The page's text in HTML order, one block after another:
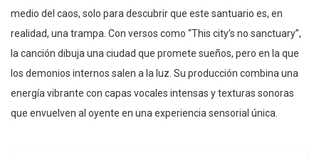
medio del caos, solo para descubrir que este santuario es, en
realidad, una trampa. Con versos como “This city’s no sanctuary”,
la canción dibuja una ciudad que promete sueños, pero en la que
los demonios internos salen a la luz. Su producción combina una
energía vibrante con capas vocales intensas y texturas sonoras
que envuelven al oyente en una experiencia sensorial única.